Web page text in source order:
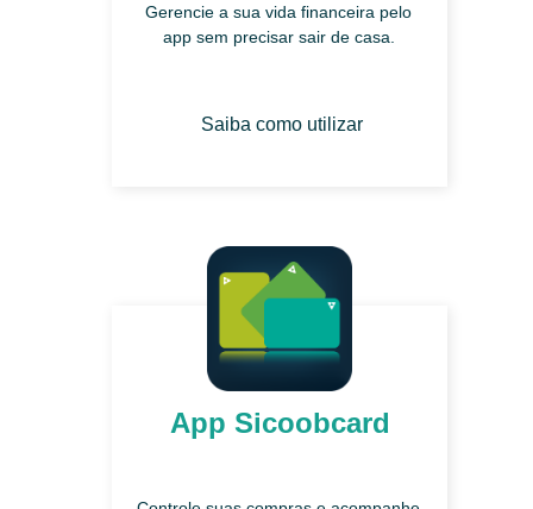
Gerencie a sua vida financeira pelo
app sem precisar sair de casa.
Saiba como utilizar
App Sicoobcard